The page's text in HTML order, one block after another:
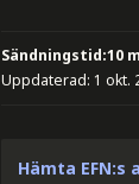
Sändningstid:10
Uppdaterad: 1 okt.
Hämta EFN:s